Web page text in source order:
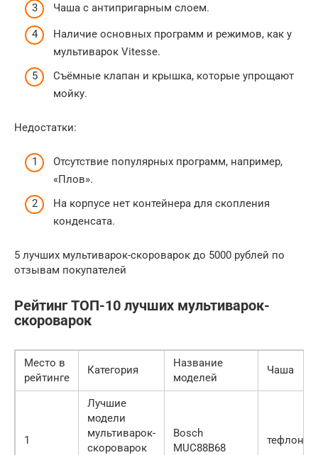
Чаша с антипригарным слоем.
Наличие основных программ и режимов, как у
мультиварок Vitesse.
Съёмные клапан и крышка, которые упрощают
мойку.
Недостатки:
Отсутствие популярных программ, например,
«Плов».
На корпусе нет контейнера для скопления
конденсата.
5 лучших мультиварок-скороварок до 5000 рублей по
отзывам покупателей
Рейтинг ТОП-10 лучших мультиварок-
скороварок
Место в
рейтинге
Категория
Название
моделей
Чаша
1
Лучшие
модели
мультиварок-
скороварок
Bosch
MUC88B68
тефлон